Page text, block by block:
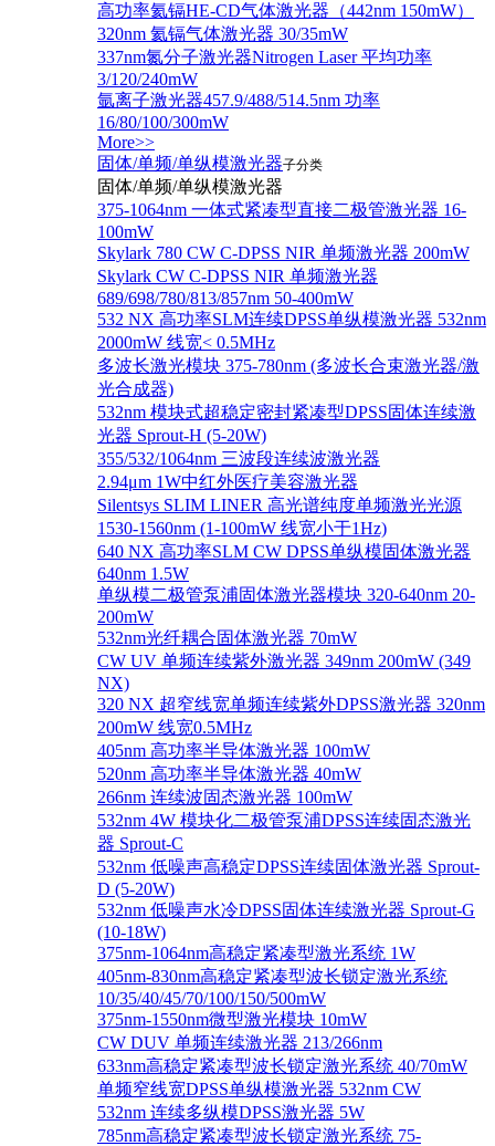
高功率氦镉HE-CD气体激光器（442nm 150mW）
320nm 氦镉气体激光器 30/35mW
337nm氮分子激光器Nitrogen Laser 平均功率
3/120/240mW
氩离子激光器457.9/488/514.5nm 功率
16/80/100/300mW
More>>
固体/单频/单纵模激光器子分类
固体/单频/单纵模激光器
375-1064nm 一体式紧凑型直接二极管激光器 16-
100mW
Skylark 780 CW C-DPSS NIR 单频激光器 200mW
Skylark CW C-DPSS NIR 单频激光器
689/698/780/813/857nm 50-400mW
532 NX 高功率SLM连续DPSS单纵模激光器 532nm
2000mW 线宽< 0.5MHz
多波长激光模块 375-780nm (多波长合束激光器/激
光合成器)
532nm 模块式超稳定密封紧凑型DPSS固体连续激
光器 Sprout-H (5-20W)
355/532/1064nm 三波段连续波激光器
2.94μm 1W中红外医疗美容激光器
Silentsys SLIM LINER 高光谱纯度单频激光光源
1530-1560nm (1-100mW 线宽小于1Hz)
640 NX 高功率SLM CW DPSS单纵模固体激光器
640nm 1.5W
单纵模二极管泵浦固体激光器模块 320-640nm 20-
200mW
532nm光纤耦合固体激光器 70mW
CW UV 单频连续紫外激光器 349nm 200mW (349
NX)
320 NX 超窄线宽单频连续紫外DPSS激光器 320nm
200mW 线宽0.5MHz
405nm 高功率半导体激光器 100mW
520nm 高功率半导体激光器 40mW
266nm 连续波固态激光器 100mW
532nm 4W 模块化二极管泵浦DPSS连续固态激光
器 Sprout-C
532nm 低噪声高稳定DPSS连续固体激光器 Sprout-
D (5-20W)
532nm 低噪声水冷DPSS固体连续激光器 Sprout-G
(10-18W)
375nm-1064nm高稳定紧凑型激光系统 1W
405nm-830nm高稳定紧凑型波长锁定激光系统
10/35/40/45/70/100/150/500mW
375nm-1550nm微型激光模块 10mW
CW DUV 单频连续激光器 213/266nm
633nm高稳定紧凑型波长锁定激光系统 40/70mW
单频窄线宽DPSS单纵模激光器 532nm CW
532nm 连续多纵模DPSS激光器 5W
785nm高稳定紧凑型波长锁定激光系统 75-